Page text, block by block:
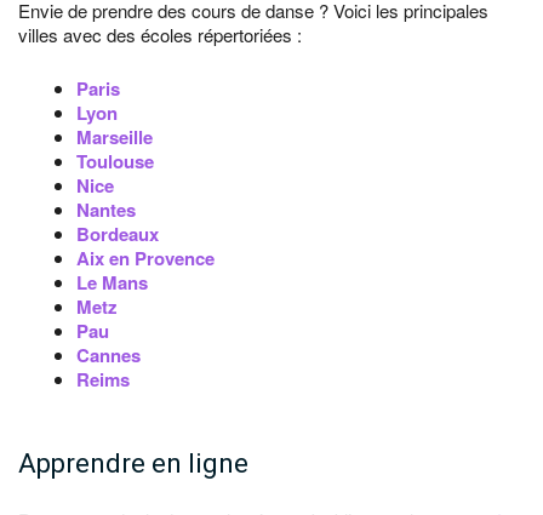
Envie de prendre des cours de danse ? Voici les principales
villes avec des écoles répertoriées :
Paris
Lyon
Marseille
Toulouse
Nice
Nantes
Bordeaux
Aix en Provence
Le Mans
Metz
Pau
Cannes
Reims
Apprendre en ligne